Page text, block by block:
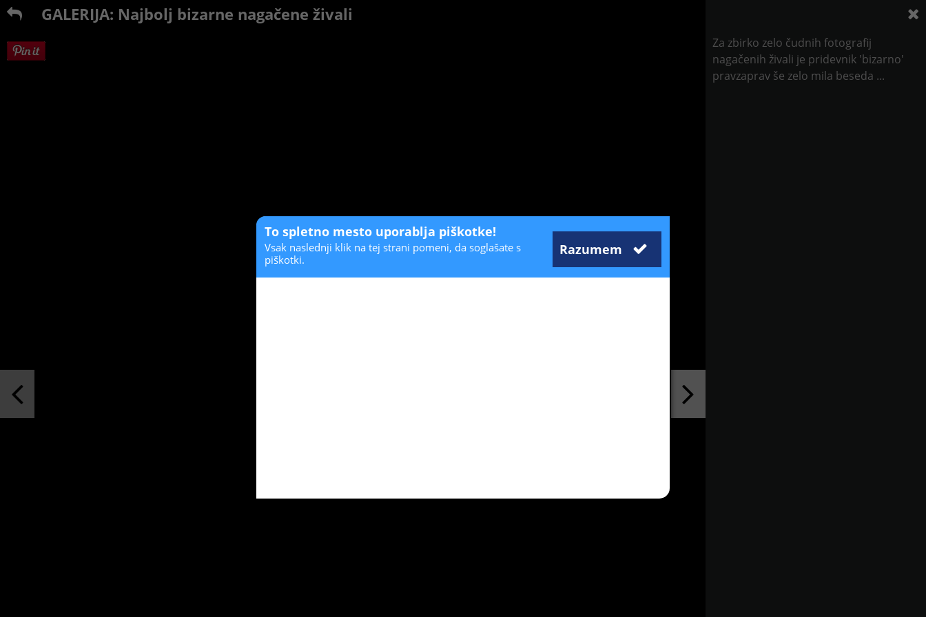
GALERIJA: Najbolj bizarne nagačene živali
Za zbirko zelo čudnih fotografij
nagačenih živali je pridevnik 'bizarno'
pravzaprav še zelo mila beseda ...
To spletno mesto uporablja piškotke!
Razumem
Vsak naslednji klik na tej strani pomeni, da soglašate s
piškotki.